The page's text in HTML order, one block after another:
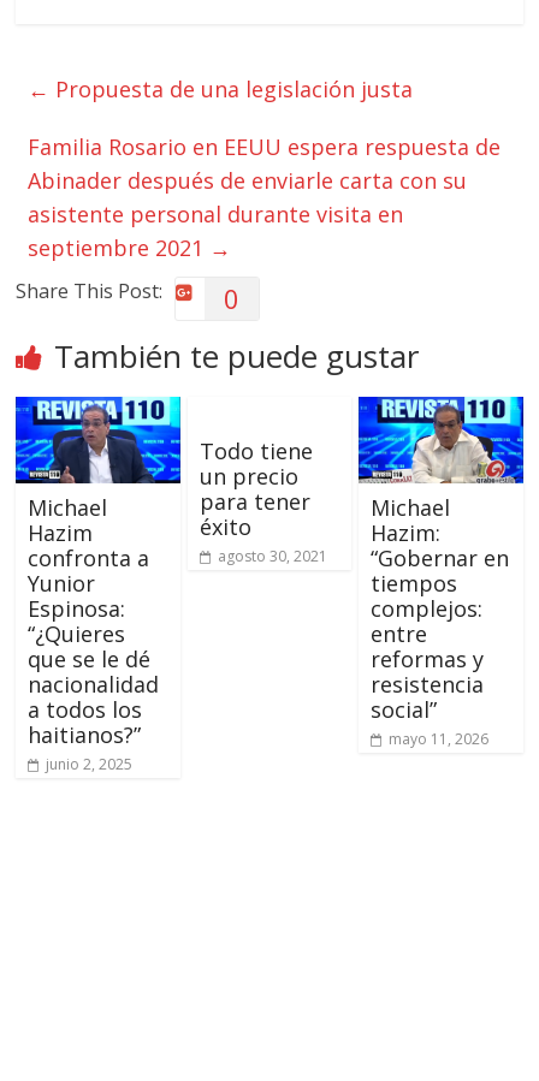
← Propuesta de una legislación justa
Familia Rosario en EEUU espera respuesta de
Abinader después de enviarle carta con su
asistente personal durante visita en
septiembre 2021 →
Share This Post: 0
También te puede gustar
Michael
Hazim
confronta a
Yunior
Espinosa:
“¿Quieres
que se le dé
nacionalidad
a todos los
haitianos?”
junio 2, 2025
Todo tiene
un precio
para tener
éxito
agosto 30, 2021
Michael
Hazim:
“Gobernar en
tiempos
complejos:
entre
reformas y
resistencia
social”
mayo 11, 2026